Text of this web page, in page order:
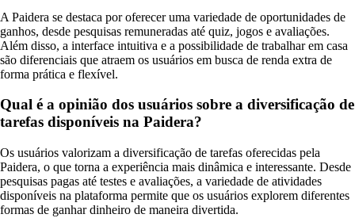
A Paidera se destaca por oferecer uma variedade de oportunidades de
ganhos, desde pesquisas remuneradas até quiz, jogos e avaliações.
Além disso, a interface intuitiva e a possibilidade de trabalhar em casa
são diferenciais que atraem os usuários em busca de renda extra de
forma prática e flexível.
Qual é a opinião dos usuários sobre a diversificação de
tarefas disponíveis na Paidera?
Os usuários valorizam a diversificação de tarefas oferecidas pela
Paidera, o que torna a experiência mais dinâmica e interessante. Desde
pesquisas pagas até testes e avaliações, a variedade de atividades
disponíveis na plataforma permite que os usuários explorem diferentes
formas de ganhar dinheiro de maneira divertida.